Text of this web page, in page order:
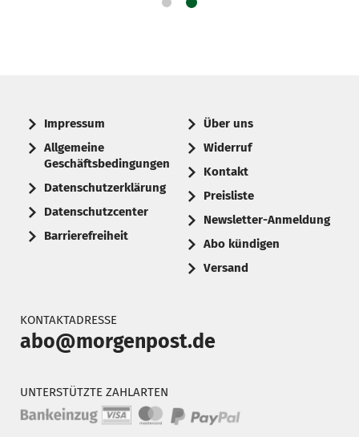
Impressum
Allgemeine
Geschäftsbedingungen
Datenschutzerklärung
Datenschutzcenter
Barrierefreiheit
Über uns
Widerruf
Kontakt
Preisliste
Newsletter-Anmeldung
Abo kündigen
Versand
KONTAKTADRESSE
abo@morgenpost.de
UNTERSTÜTZTE ZAHLARTEN